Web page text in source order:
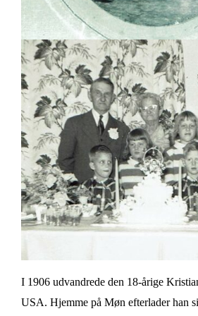
I 1906 udvandrede den 18-årige
USA. Hjemme på Møn efterlader han